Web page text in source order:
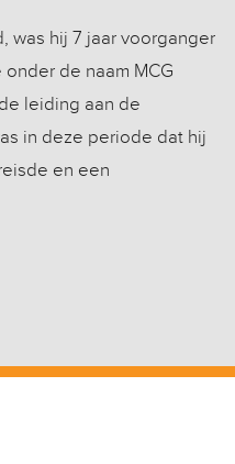
was hij 7 jaar voorganger
de naam MCG
leiding aan de
in deze periode dat hij
en een